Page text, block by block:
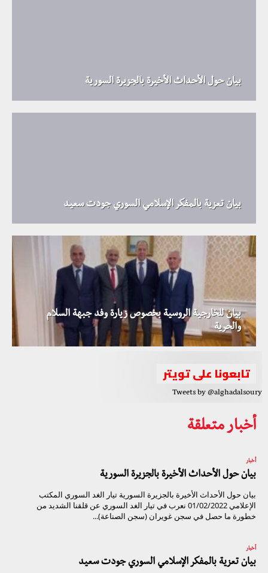
بيان حول الأحداث الأخيرة بالجزيرة السورية
بيان تعزية بالمفكر الإسلامي السوري جودت سعيد
بيان للخارجية الروسية بخصوص زيارة وفد جبهة السلام
والحرية
تابعونا على تويتر
Tweets by @alghadalsoury
أخبار متعلقة
أخبار
بيان حول الأحداث الأخيرة بالجزيرة السورية
بيان حول الأحداث الأخيرة بالجزيرة السورية تيار الغد السوري المكتب
الإعلامي 01/02/2022 نعرب في تيار الغد السوري عن قلقنا الشديد من
خطورة ما حصل في سجن غويران (سجن الصناعة)...
أخبار
بيان تعزية بالمفكر الإسلامي السوري جودت سعيد